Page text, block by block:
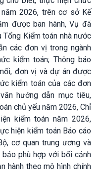
2026, trên cơ sở Kế
được ban hành, Vụ đã
Kiểm toán nhà nước
các đơn vị trong ngành
kiểm toán; Thông báo
đơn vị và dự án được
kiểm toán của các đơn
hướng dẫn mục tiêu,
chủ yếu năm 2026, Chỉ
kiểm toán năm 2026,
hiện kiểm toán Báo cáo
cơ quan trung ương và
phù hợp với bối cảnh
hành theo mô hình chính